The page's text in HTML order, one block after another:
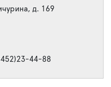
д. 169
44-88